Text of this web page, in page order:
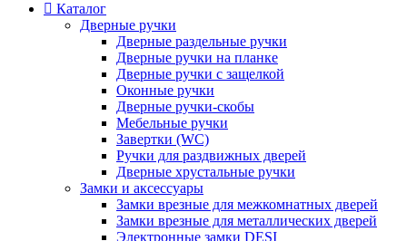
Каталог
Дверные ручки
Дверные раздельные ручки
Дверные ручки на планке
Дверные ручки с защелкой
Оконные ручки
Дверные ручки-скобы
Мебельные ручки
Завертки (WC)
Ручки для раздвижных дверей
Дверные хрустальные ручки
Замки и аксессуары
Замки врезные для межкомнатных дверей
Замки врезные для металлических дверей
Электронные замки DESI